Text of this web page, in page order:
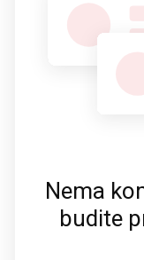
Nema
budite